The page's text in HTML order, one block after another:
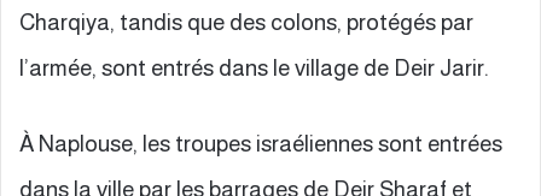
Charqiya, tandis que des colons, protégés par
l’armée, sont entrés dans le village de Deir Jarir.
À Naplouse, les troupes israéliennes sont entrées
dans la ville par les barrages de Deir Sharaf et